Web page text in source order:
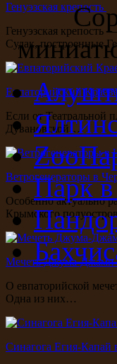
Генуэзская крепость
Генуэзская крепость
Судак, построенные
Евпаторийский
Если от Театральной
Дувановской…
Ветрогенераторы в
Особенно актуально
Крымского
Мечеть Джума-
О евпаторийской
Одна из них…
Синагога Егия-Капай
Парк